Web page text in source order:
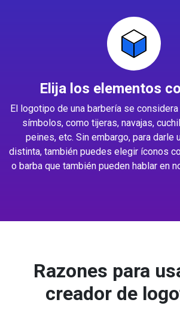
Elija los elementos
El logotipo de una barbería se
símbolos, como tijeras, navajas,
peines, etc. Sin embargo, para darle
distinta, también puedes elegir íconos
o barba que también pueden hablar en
Razones para
creador de